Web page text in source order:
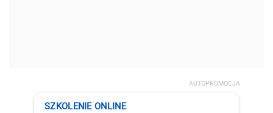
AUTOPROMOCJA
SZKOLENIE ONLINE